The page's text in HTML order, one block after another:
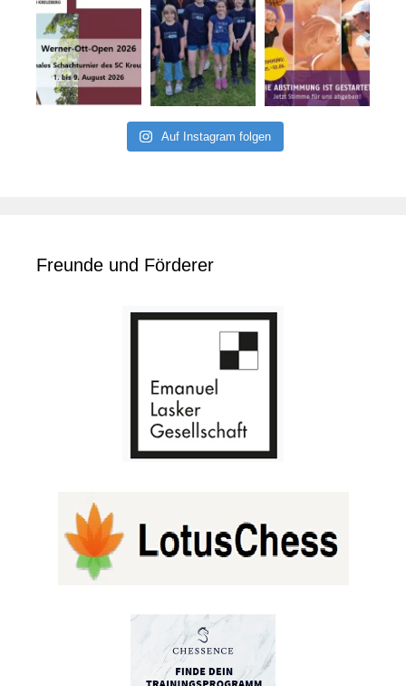
Auf Instagram folgen
Freunde und Förderer